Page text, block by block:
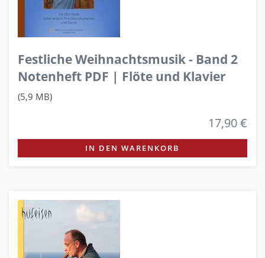
Festliche Weihnachtsmusik - Band 2
Notenheft PDF | Flöte und Klavier
(5,9 MB)
17,90 €
IN DEN WARENKORB